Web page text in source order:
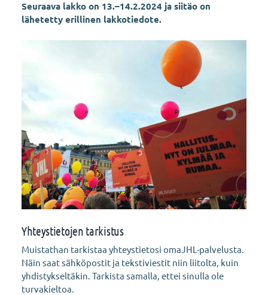
Seuraava lakko on 13.–14.2.2024 ja siitäo on
lähetetty erillinen lakkotiedote.
Yhteystietojen tarkistus
Muistathan tarkistaa yhteystietosi omaJHL-palvelusta.
Näin saat sähköpostit ja tekstiviestit niin liitolta, kuin
yhdistykseltäkin. Tarkista samalla, ettei sinulla ole
turvakieltoa.